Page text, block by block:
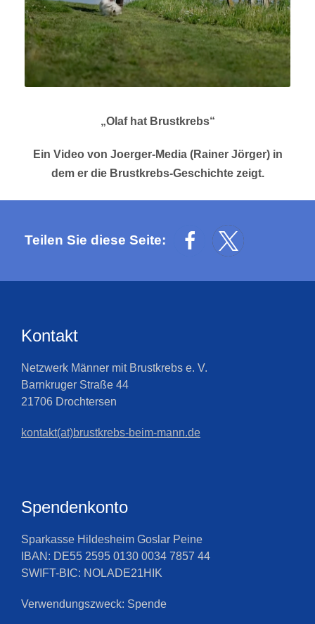
„Olaf hat Brustkrebs“
Ein Video von Joerger-Media (Rainer Jörger) in
dem er die Brustkrebs-Geschichte zeigt.
Teilen Sie diese Seite:
Kontakt
Netzwerk Männer mit Brustkrebs e. V.
Barnkruger Straße 44
21706 Drochtersen
kontakt(at)brustkrebs-beim-mann.de
Spendenkonto
Sparkasse Hildesheim Goslar Peine
IBAN: DE55 2595 0130 0034 7857 44
SWIFT-BIC: NOLADE21HIK
Verwendungszweck: Spende